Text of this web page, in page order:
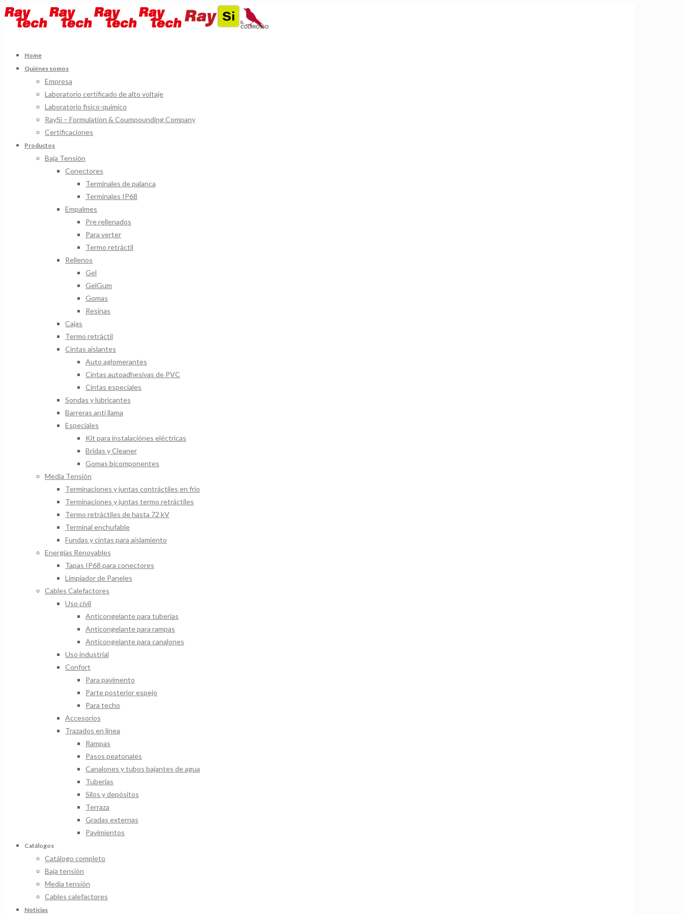
Home
Quiénes somos
Empresa
Laboratorio certificado de alto voltaje
Laboratorio fisico-quimico
RaySi – Formulation & Coumpounding Company
Certificaciones
Productos
Baja Tensión
Conectores
Terminales de palanca
Terminales IP68
Empalmes
Pre rellenados
Para verter
Termo retráctil
Rellenos
Gel
GelGum
Gomas
Resinas
Cajas
Termo retráctil
Cintas aislantes
Auto aglomerantes
Cintas autoadhesivas de PVC
Cintas especiales
Sondas y lubricantes
Barreras anti llama
Especiales
Kit para instalaciónes eléctricas
Bridas y Cleaner
Gomas bicomponentes
Media Tensión
Terminaciones y juntas contráctiles en frio
Terminaciones y juntas termo retráctiles
Termo retráctiles de hasta 72 kV
Terminal enchufable
Fundas y cintas para aislamiento
Energías Renovables
Tapas IP68 para conectores
Limpiador de Paneles
Cables Calefactores
Uso civil
Anticongelante para tuberias
Anticongelante para rampas
Anticongelante para canalones
Uso industrial
Confort
Para pavimento
Parte posterior espejo
Para techo
Accesorios
Trazados en linea
Rampas
Pasos peatonales
Canalones y tubos bajantes de agua
Tuberías
Silos y depósitos
Terraza
Gradas externas
Pavimientos
Catálogos
Catálogo completo
Baja tensión
Media tensión
Cables calefactores
Noticias